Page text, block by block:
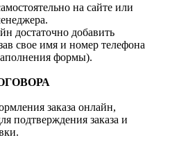
на сайте или
достаточно добавить
свое имя и номер телефона
формы).
заказа онлайн,
подтверждения заказа и